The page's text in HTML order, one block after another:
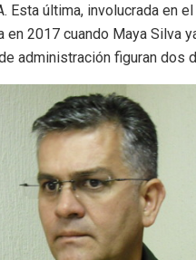
Esta última, involucrada en
en 2017 cuando Maya Silva
administración figuran dos